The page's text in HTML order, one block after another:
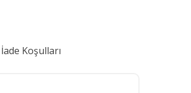
İade Koşulları